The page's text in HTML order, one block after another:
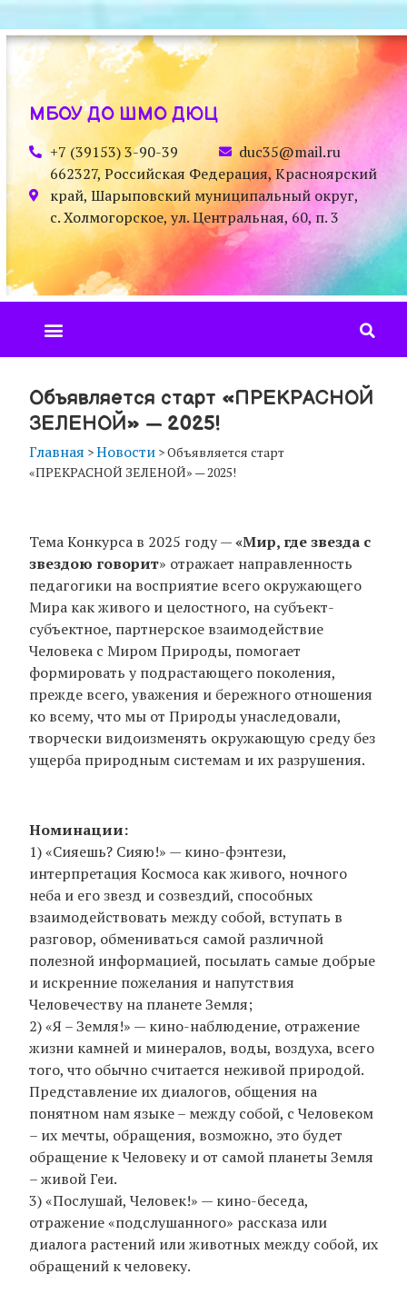
МБОУ ДО ШМО ДЮЦ
+7 (39153) 3-90-39
duc35@mail.ru
662327, Российская Федерация, Красноярский
край, Шарыповский муниципальный округ,
с. Холмогорское, ул. Центральная, 60, п. 3
Объявляется старт «ПРЕКРАСНОЙ
ЗЕЛЕНОЙ» — 2025!
Главная >Новости >Объявляется старт
«ПРЕКРАСНОЙ ЗЕЛЕНОЙ» — 2025!
Тема Конкурса в 2025 году —«Мир, где звезда с
звездою говорит» отражает направленность
педагогики на восприятие всего окружающего
Мира как живого и целостного, на субъект-
субъектное, партнерское взаимодействие
Человека с Миром Природы, помогает
формировать у подрастающего поколения,
прежде всего, уважения и бережного отношения
ко всему, что мы от Природы унаследовали,
творчески видоизменять окружающую среду без
ущерба природным системам и их разрушения.
Номинации:
1) «Сияешь? Сияю!» — кино-фэнтези,
интерпретация Космоса как живого, ночного
неба и его звезд и созвездий, способных
взаимодействовать между собой, вступать в
разговор, обмениваться самой различной
полезной информацией, посылать самые добрые
и искренние пожелания и напутствия
Человечеству на планете Земля;
2) «Я – Земля!» — кино-наблюдение, отражение
жизни камней и минералов, воды, воздуха, всего
того, что обычно считается неживой природой.
Представление их диалогов, общения на
понятном нам языке – между собой, с Человеком
– их мечты, обращения, возможно, это будет
обращение к Человеку и от самой планеты Земля
– живой Геи.
3) «Послушай, Человек!» — кино-беседа,
отражение «подслушанного» рассказа или
диалога растений или животных между собой, их
обращений к человеку.